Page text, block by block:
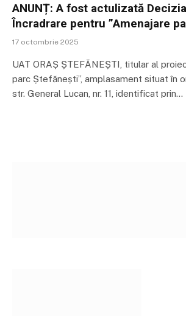
ANUNȚ: A fost actulizată
Încradrare pentru ”Amenajare
17 octombrie 2025
UAT ORAȘ ȘTEFĂNEȘTI, titular al
parc Ștefănești”, amplasament situat în
str. General Lucan, nr. 11, identificat prin…